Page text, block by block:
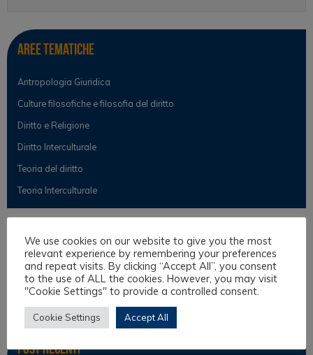
Aree tematiche
Antropologia Giuridica
Culture filosofiche e filosofia del diritto
Diritto e Religione
Diritto Interculturale
Teoria del diritto
Teoria Interculturale
Osservatorio
Notizie
Osservatorio Scientifico
Post Recenti
We use cookies on our website to give you the most
relevant experience by remembering your preferences
and repeat visits. By clicking “Accept All”, you consent
to the use of ALL the cookies. However, you may visit
"Cookie Settings" to provide a controlled consent.
Cookie Settings Accept All